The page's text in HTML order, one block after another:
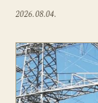
2026.08.04.